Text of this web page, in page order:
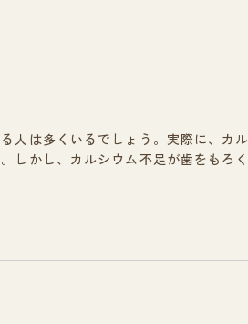
人は多くいるでしょう。実際に、カル
しかし、カルシウム不足が歯をもろく